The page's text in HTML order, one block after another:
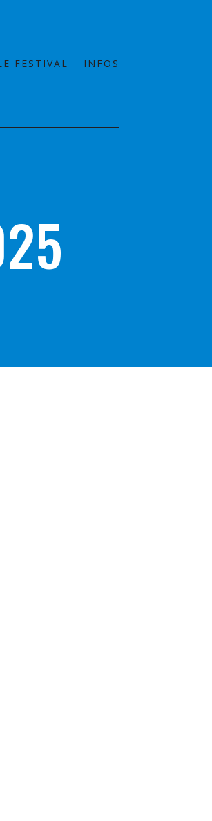
FESTIVAL INFOS